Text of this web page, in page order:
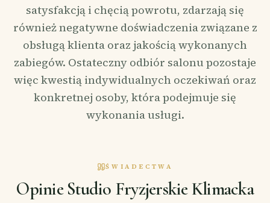
satysfakcją i chęcią powrotu, zdarzają się
również negatywne doświadczenia związane z
obsługą klienta oraz jakością wykonanych
zabiegów. Ostateczny odbiór salonu pozostaje
więc kwestią indywidualnych oczekiwań oraz
konkretnej osoby, która podejmuje się
wykonania usługi.
ŚWIADECTWA
Opinie Studio Fryzjerskie Klimacka